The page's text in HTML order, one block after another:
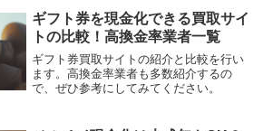
な取引を実現しましょう。
ギフト券を現金化できる買取サイ
トの比較！高換金率業者一覧
ギフト券買取サイトの紹介と比較を行い
ます。高換金率業者も多数紹介するの
で、ぜひ参考にしてみてください。